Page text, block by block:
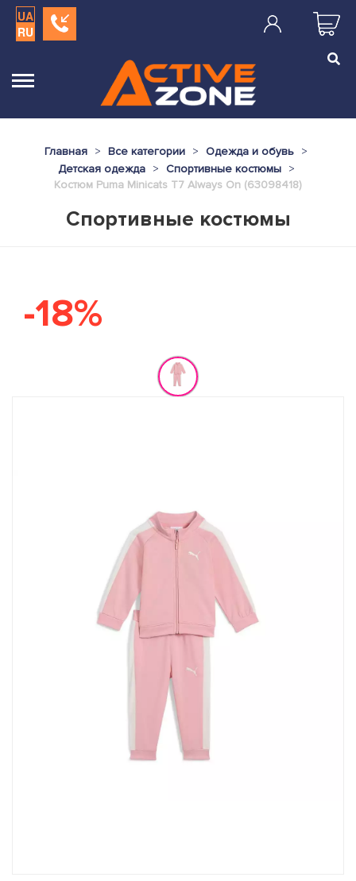
UA
RU
Главная Все категории
Одежда и обувь
Детская одежда
Спортивные костюмы
Костюм Puma Minicats T7 Always On (63098418)
Спортивные костюмы
-18%